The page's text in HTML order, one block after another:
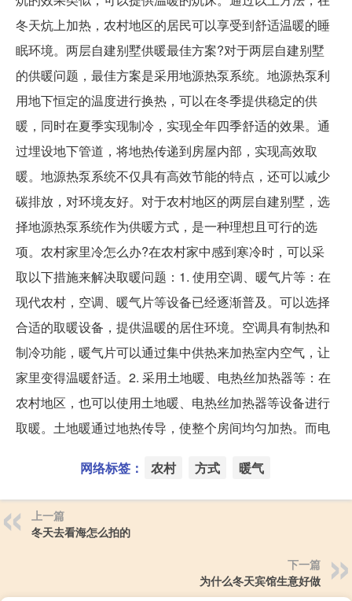
冬天炕上加热，农村地区的居民可以享受到舒适温暖的睡
眠环境。两层自建别墅供暖最佳方案?对于两层自建别墅
的供暖问题，最佳方案是采用地源热泵系统。地源热泵利
用地下恒定的温度进行换热，可以在冬季提供稳定的供
暖，同时在夏季实现制冷，实现全年四季舒适的效果。通
过埋设地下管道，将地热传递到房屋内部，实现高效取
暖。地源热泵系统不仅具有高效节能的特点，还可以减少
碳排放，对环境友好。对于农村地区的两层自建别墅，选
择地源热泵系统作为供暖方式，是一种理想且可行的选
项。农村家里冷怎么办?在农村家中感到寒冷时，可以采
取以下措施来解决取暖问题：1. 使用空调、暖气片等：在
现代农村，空调、暖气片等设备已经逐渐普及。可以选择
合适的取暖设备，提供温暖的居住环境。空调具有制热和
制冷功能，暖气片可以通过集中供热来加热室内空气，让
家里变得温暖舒适。2. 采用土地暖、电热丝加热器等：在
农村地区，也可以使用土地暖、电热丝加热器等设备进行
取暖。土地暖通过地热传导，使整个房间均匀加热。而电
网络标签： 农村 方式 暖气
上一篇
冬天去看海怎么拍的
下一篇
为什么冬天宾馆生意好做